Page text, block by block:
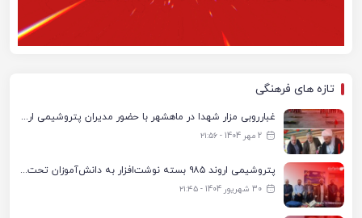
تازه های فرهنگی
غبارروبی مزار شهدا در ماهشهر با حضور مدیران پتروشیمی اروند و مسئولان شهری
2 مهر 1404 - ۲۱:۵۶
پتروشیمی اروند ۹۸۵ بسته نوشت‌افزار به دانش‌آموزان تحت پوشش کمیته امداد بندرماهشهر اهدا کرد
30 شهریور 1404 - ۲۱:۴۵